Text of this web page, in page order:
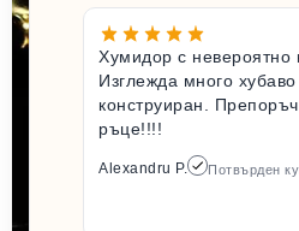
Хумидор с невероятно
Изглежда много
конструиран.
ръце!!!!
Alexandru P. Потвърден